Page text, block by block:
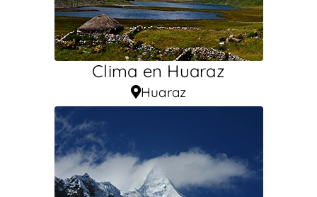
Clima en Huaraz
Huaraz